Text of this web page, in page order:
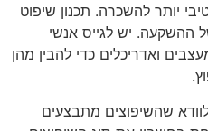
יותר להשכרה. תכנון שיפוט
ההשקעה. יש לגייס אנשי
ואדריכלים כדי להבין מהן
שהשיפוצים מתבצעים